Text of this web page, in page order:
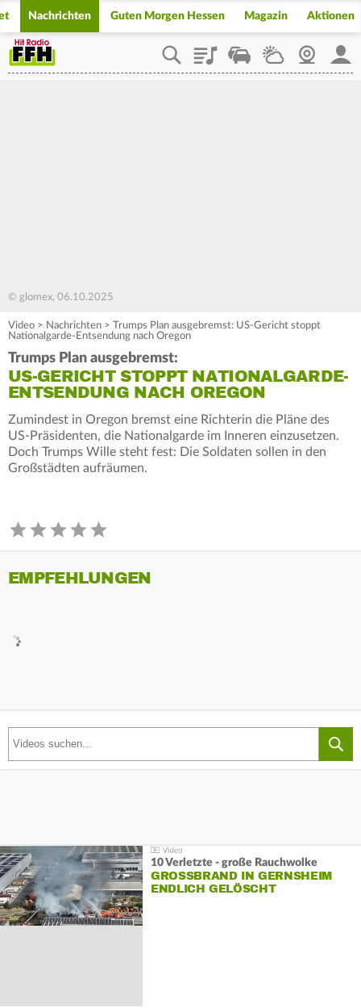
Nachrichten Guten Morgen Hessen Magazin Aktionen
PlaylistStaupilotWetterWebcam
© glomex, 06.10.2025
Video > Nachrichten > Trumps Plan ausgebremst: US-Gericht stoppt
Nationalgarde-Entsendung nach Oregon
Trumps Plan ausgebremst:
US-GERICHT STOPPT NATIONALGARDE-
ENTSENDUNG NACH OREGON
Zumindest in Oregon bremst eine Richterin die Pläne des
US-Präsidenten, die Nationalgarde im Inneren einzusetzen.
Doch Trumps Wille steht fest: Die Soldaten sollen in den
Großstädten aufräumen.
EMPFEHLUNGEN
10 Verletzte - große Rauchwolke
GROSSBRAND IN GERNSHEIM E
NDLICH GELÖSCHT